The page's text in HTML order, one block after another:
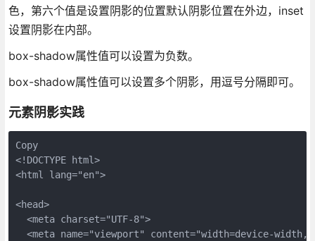
色，第六个值是设置阴影的位置默认阴影位置在外边，inset
设置阴影在内部。
box-shadow属性值可以设置为负数。
box-shadow属性值可以设置多个阴影，用逗号分隔即可。
元素阴影实践
Copy
<!DOCTYPE html>
<html lang="en">
<head>
  <meta charset="UTF-8">
<meta name="viewport" content="width=device-width,